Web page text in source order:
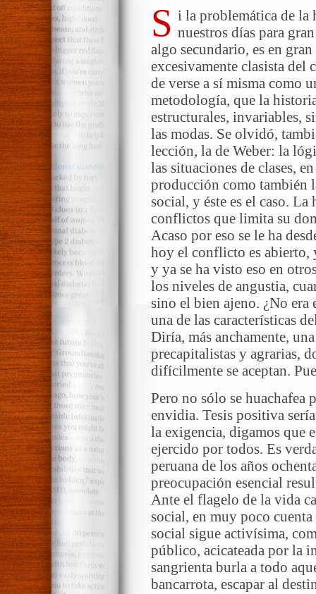
S i la problemática de la
nuestros días para
algo secundario, es en
excesivamente clasista
de verse a sí misma como
metodología, que la
estructurales, invariables,
las modas. Se olvidó,
lección, la de Weber: la
las situaciones de clases,
producción como también
social, y éste es el caso. La
conflictos que limita su
Acaso por eso se le ha
hoy el conflicto es abierto,
y ya se ha visto eso en
los niveles de angustia,
sino el bien ajeno. ¿No
una de las características
Diría, más anchamente,
precapitalistas y agrarias,
difícilmente se aceptan.
Pero no sólo se huachafea
envidia. Tesis positiva
la exigencia, digamos que
ejercido por todos. Es
peruana de los años
preocupación esencial
Ante el flagelo de la vida
social, en muy poco
social sigue activísima,
público, acicateada por la
sangrienta burla a todo
bancarrota, escapar al